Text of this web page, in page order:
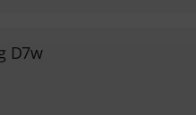
D7w